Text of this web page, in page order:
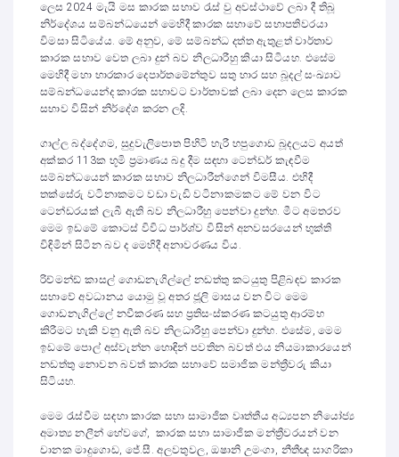
ලෙස 2024 මැයි මස කාරක සභාව රැස් වු අවස්ථාවේ ලබා දී තිබූ
නිර්දේශය සම්බන්ධයෙන් මෙහිදී කාරක සභාවේ සභාපතිවරයා
විමසා සිටියේය. මේ අනුව, මේ සම්බන්ධ දත්ත ඇතුළත් වාර්තාව
කාරක සභාව වෙත ලබා දුන් බව නිලධාරීහු කියා සිටියහ. එසේම
මෙහිදී මහා භාරකාර දෙපාර්තමේන්තුව සතු භාර සහ බූදල් සංඛ්‍යාව
සම්බන්ධයෙන්ද කාරක සභාවට වාර්තාවක් ලබා දෙන ලෙස කාරක
සභාව විසින් නිර්දේශ කරන ලදි.
ගාල්ල බද්දේගම, සුදුවැලිපොත පිහිටි හැරී හපුගොඩ බූදලයට අයත්
අක්කර 113ක භූමි ප්‍රමාණය ‍බදු දීම සඳහා ටෙන්ඩර් කැඳවීම
සම්බන්ධයෙන් කාරක සභාව නිලධාරීන්ගෙන් විමසීය. එහිදී
තක්සේරු වටිනාකමට වඩා වැඩි වටිනාකමකට මේ වන විට
ටෙන්ඩරයක් ලැබී ඇති බව නිලධාරීහු පෙන්වා දුන්හ. මීට අමතරව
මෙම ඉඩමේ කොටස් විවිධ පාර්ශ්ව විසින් අනවසරයෙන් භුක්ති
විඳිමින් සිටින බව ද මෙහිදී අනාවරණය විය.
රිච්මන්ඩ් කාසල් ගොඩනැගිල්ලේ නඩත්තු කටයුතු පිළිබඳව කාරක
සභාවේ අවධානය යොමු වූ අතර ජූලි මාසය වන විට මෙම
ගොඩනැගිල්ලේ නවීකරණ සහ ප්‍රතිසංස්කරණ කටයුතු ආරම්භ
කිරීමට හැකි වනු ඇති බව නිලධාරීහු පෙන්වා දුන්හ. එසේම, මෙම
ඉඩමේ පොල් අස්වැන්න හොඳින් පවතින බවත් එය නියමාකාරයෙන්
නඩත්තු නොවන බවත් කාරක සභාවේ සමාජික මන්ත්‍රීවරු කියා
සිටියහ.
මෙම රැස්වීම සඳහා කාරක සභා සාමාජික වෘත්තීය අධ්‍යපන නියෝජ්‍ය
අමාත්‍ය නලීන් හේවගේ, කාරක සභා සාමාජික මන්ත්‍රීවරයන් වන
චානක මාදුගොඩ, ජේ.සී. අලවතුවල, ඔෂානි උමංගා, නීතීඥ සාගරිකා